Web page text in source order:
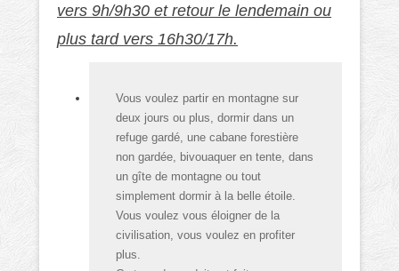
vers 9h/9h30 et retour le lendemain ou
plus tard vers 16h30/17h.
Vous voulez partir en montagne sur
deux jours ou plus, dormir dans un
refuge gardé, une cabane forestière
non gardée, bivouaquer en tente, dans
un gîte de montagne ou tout
simplement dormir à la belle étoile.
Vous voulez vous éloigner de la
civilisation, vous voulez en profiter
plus.